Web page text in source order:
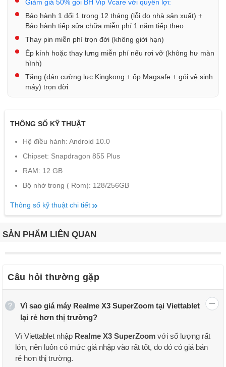
Giảm giá 50% gói BH Vip Vcare với quyền lợi:
Bảo hành 1 đổi 1 trong 12 tháng (lỗi do nhà sản xuất) +
Bảo hành tiếp sửa chữa miễn phí 1 năm tiếp theo
Thay pin miễn phí trọn đời (không giới hạn)
Ép kính hoặc thay lưng miễn phí nếu rơi vỡ (không hư màn
hình)
Tặng (dán cường lực Kingkong + ốp Magsafe + gói vệ sinh
máy) trọn đời
THÔNG SỐ KỸ THUẬT
Hệ điều hành: Android 10.0
Chipset: Snapdragon 855 Plus
RAM: 12 GB
Bộ nhớ trong ( Rom): 128/256GB
Thông số kỹ thuật chi tiết
SẢN PHẨM LIÊN QUAN
Câu hỏi thường gặp
Vì sao giá máy Realme X3 SuperZoom tại Viettablet
lại rẻ hơn thị trường?
Vì Viettablet nhập Realme X3 SuperZoom với số lượng rất
lớn, nên luôn có mức giá nhập vào rất tốt, do đó có giá bán
rẻ hơn thị trường.